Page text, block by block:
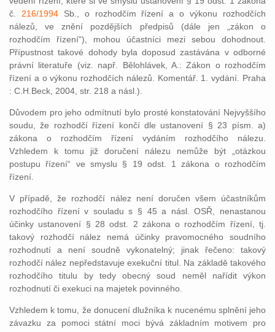
č. 216/1994Sb., o rozhodčím řízení a o výkonu rozhodčích
nálezů, ve znění pozdějších předpisů (dále jen „zákon o
rozhodčím řízení“), mohou účastníci mezi sebou dohodnout.
Přípustnost takové dohody byla doposud zastávána v odborné
právní literatuře (viz. např. Bělohlávek, A.: Zákon o rozhodčím
řízení a o výkonu rozhodčích nálezů. Komentář. 1. vydání. Praha
: C.H.Beck, 2004, str. 218 a násl.).
Důvodem pro jeho odmítnutí bylo prosté konstatování Nejvyššího
soudu, že rozhodčí řízení končí dle ustanovení § 23 písm. a)
zákona o rozhodčím řízení vydáním rozhodčího nálezu.
Vzhledem k tomu již doručení nálezu nemůže být „otázkou
postupu řízení“ ve smyslu § 19 odst. 1 zákona o rozhodčím
řízení.
V případě, že rozhodčí nález není doručen všem účastníkům
rozhodčího řízení v souladu s § 45 a násl. OSŘ, nenastanou
účinky ustanovení § 28 odst. 2 zákona o rozhodčím řízení, tj.
takový rozhodčí nález nemá účinky pravomocného soudního
rozhodnutí a není soudně vykonatelný; jinak řečeno: takový
rozhodčí nález nepředstavuje exekuční titul. Na základě takového
rozhodčího titulu by tedy obecný soud neměl nařídit výkon
rozhodnutí či exekuci na majetek povinného.
Vzhledem k tomu, že donucení dlužníka k nucenému splnění jeho
závazku za pomoci státní moci bývá základním motivem pro